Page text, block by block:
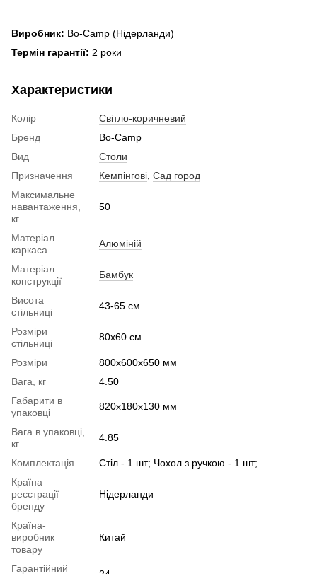
Виробник: Bo-Camp (Нідерланди)
Термін гарантії: 2 роки
Характеристики
Колір
Світло-коричневий
Бренд
Bo-Camp
Вид
Столи
Призначення
Кемпінгові Сад город
Максимальне
навантаження,
кг.
50
Матеріал
каркаса
Алюміній
Матеріал
конструкції
Бамбук
Висота
стільниці
43-65 см
Розміри
стільниці
80х60 см
Розміри
800х600х650 мм
Вага, кг
4.50
Габарити в
упаковці
820х180х130 мм
Вага в упаковці,
кг
4.85
Комплектація
Стіл - 1 шт; Чохол з ручкою - 1 шт;
Країна
реєстрації
бренду
Нідерланди
Країна-
виробник
товару
Китай
Гарантійний